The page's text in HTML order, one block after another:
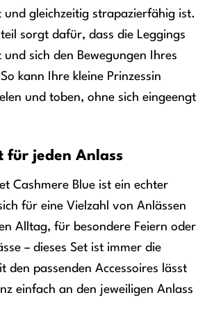
gleichzeitig strapazierfähig ist.
sorgt dafür, dass die Leggings
sich den Bewegungen Ihres
kann Ihre kleine Prinzessin
und toben, ohne sich eingeengt
für jeden Anlass
Cashmere Blue ist ein echter
für eine Vielzahl von Anlässen
Alltag, für besondere Feiern oder
– dieses Set ist immer die
den passenden Accessoires lässt
einfach an den jeweiligen Anlass